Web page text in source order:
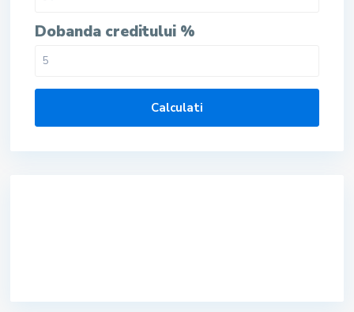
Dobanda creditului %
Calculati